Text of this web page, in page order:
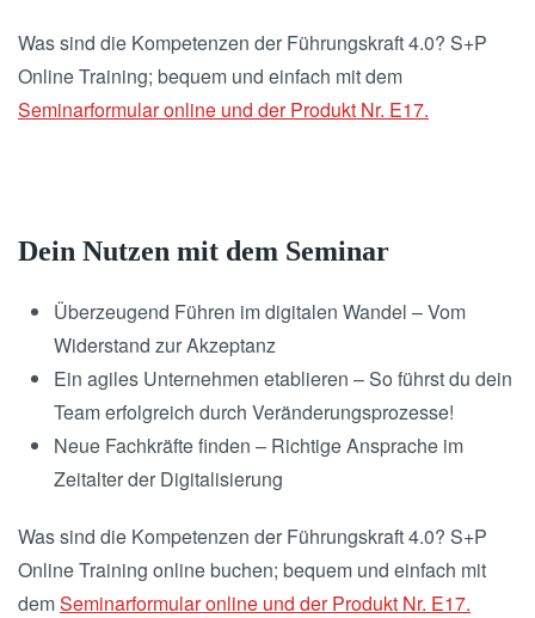
Was sind die Kompetenzen der Führungskraft 4.0? S+P
Online Training; bequem und einfach mit dem
Seminarformular online und der Produkt Nr. E17.
Dein Nutzen mit dem Seminar
Überzeugend Führen im digitalen Wandel – Vom
Widerstand zur Akzeptanz
Ein agiles Unternehmen etablieren – So führst du dein
Team erfolgreich durch Veränderungsprozesse!
Neue Fachkräfte finden – Richtige Ansprache im
Zeitalter der Digitalisierung
Was sind die Kompetenzen der Führungskraft 4.0? S+P
Online Training online buchen; bequem und einfach mit
demSeminarformular online und der Produkt Nr. E17.